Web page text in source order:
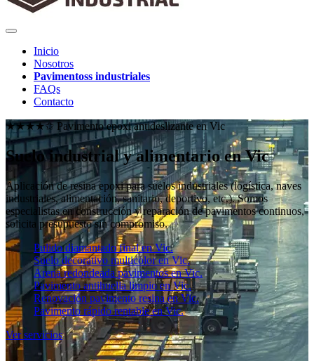
Inicio
Nosotros
Pavimentoss industriales
FAQs
Contacto
★★★★✩ Pavimento epoxi antideslizante enVic
Suelo industrial y alimentario en Vic
Aplicación de resina epoxi para suelos industriales (logística, naves
industriales, alimentación, sanitario, deportivo, etc.). Somos
especialistas en construcción y reparación de pavimentos continuos,
solicita presupuesto sin compromiso.
Pulido diamantado final en Vic.
Suelo decorativo multicolor en Vic.
Arena redondeada pavimentos en Vic.
Pavimento antihuella limpio en Vic.
Renovación pavimento resina en Vic.
Pavimento rápido rentable en Vic.
Ver servicios